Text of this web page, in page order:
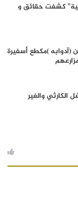
كشفت حقائق و
(آدوابه )مكطع أسفيرة
الكارثي والغير